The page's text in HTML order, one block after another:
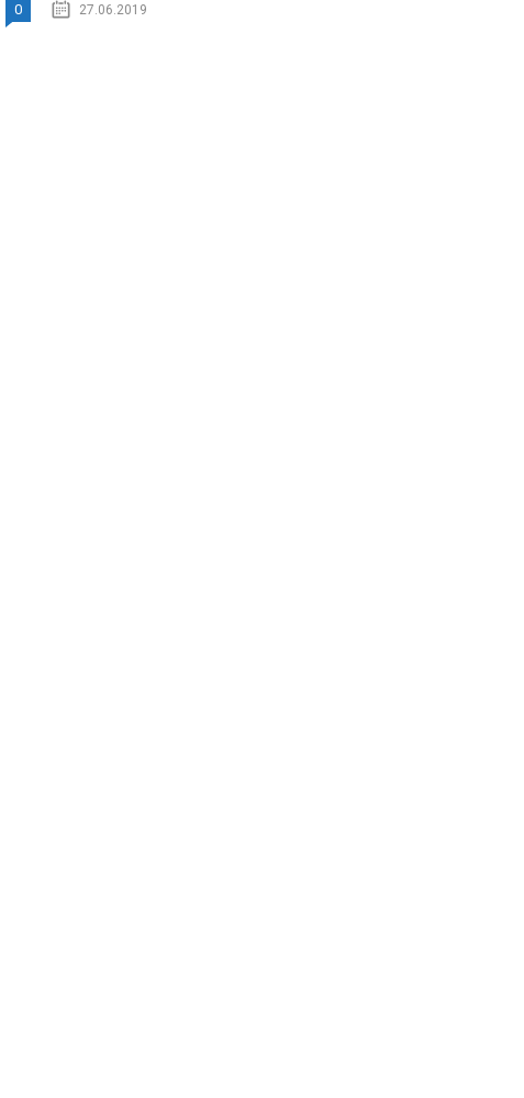
0 27.06.2019